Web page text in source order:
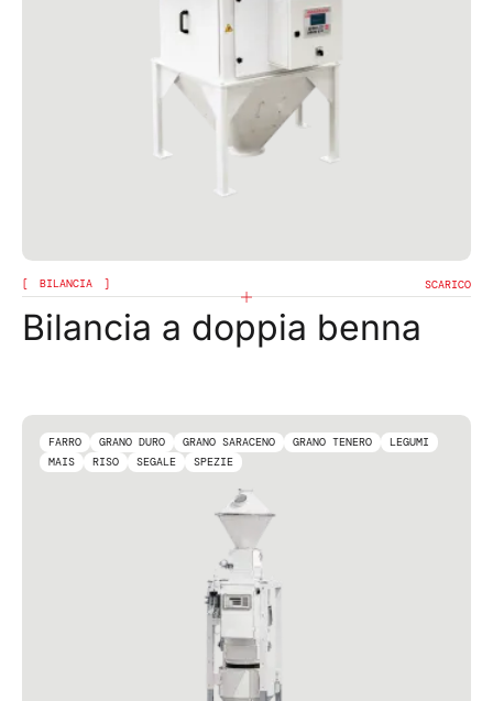
BILANCIA SCARICO
Bilancia a doppia benna
FARRO GRANO DURO GRANO SARACENO GRANO TENERO
LEGUMI
MAIS
RISO SEGALE SPEZIE